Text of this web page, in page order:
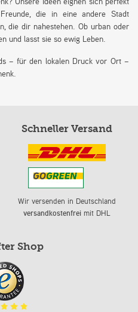
die in eine andere Stadt
die dir nahestehen. Ob urban oder
und lasst sie so ewig Leben.
– für den lokalen Druck vor Ort –
Schneller Versand
Wir versenden in Deutschland
versandkostenfreimit DHL
Shop